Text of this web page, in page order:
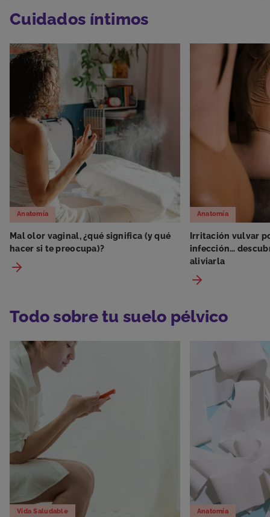
Cuidados íntimos
Anatomía
Mal olor vaginal, ¿qué significa (y qué
hacer si te preocupa)?
Anatomía
Irritación vulvar
infección…
aliviarla
Todo sobre tu suelo pélvico
Vida Saludable Anatomía